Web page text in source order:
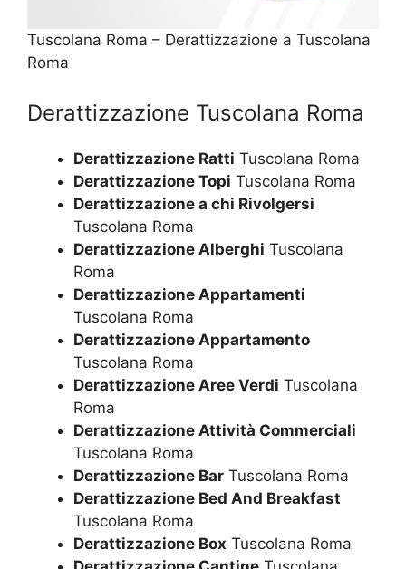
Tuscolana Roma – Derattizzazione a Tuscolana
Roma
Derattizzazione Tuscolana Roma
Derattizzazione Ratti Tuscolana Roma
Derattizzazione Topi Tuscolana Roma
Derattizzazione a chi Rivolgersi
Tuscolana Roma
Derattizzazione Alberghi Tuscolana
Roma
Derattizzazione Appartamenti
Tuscolana Roma
Derattizzazione Appartamento
Tuscolana Roma
Derattizzazione Aree Verdi Tuscolana
Roma
Derattizzazione Attività Commerciali
Tuscolana Roma
Derattizzazione Bar Tuscolana Roma
Derattizzazione Bed And Breakfast
Tuscolana Roma
Derattizzazione Box Tuscolana Roma